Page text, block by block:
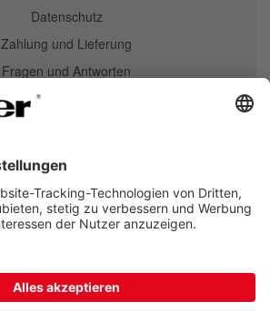
Datenschutz
Zahlung und Lieferung
Fragen und Antworten
sichern. Eine Abmeldung ist jederzeit möglich.
Sie uns auf